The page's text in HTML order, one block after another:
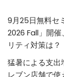
9月25日無料セ
2026 Fall」開
リティ対策は？
猛暑による支出
レブン店舗で